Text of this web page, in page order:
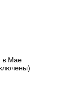
в Мае